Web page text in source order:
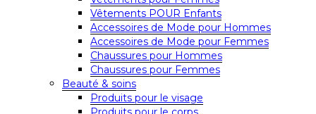
Vêtements POUR Enfants
Accessoires de Mode pour Hommes
Accessoires de Mode pour Femmes
Chaussures pour Hommes
Chaussures pour Femmes
Beauté & soins
Produits pour le visage